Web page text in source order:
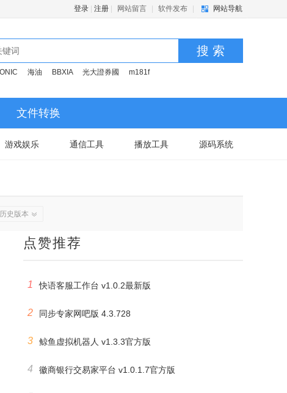
登录 注册 网站留言 软件发布 网站导航
搜 索
海油 BBXIA 光大證券國 m181f
文件转换
游戏娱乐 通信工具 播放工具 源码系统
历史版本
点赞推荐
1 快语客服工作台 v1.0.2最新版
2 同步专家网吧版 4.3.728
3 鲸鱼虚拟机器人 v1.3.3官方版
4 徽商银行交易家平台 v1.0.1.7官方版